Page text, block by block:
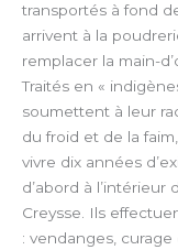
transportés à fond
arrivent à la
remplacer la main-
Traités en «
soumettent à leur
du froid et de la
vivre dix années
d’abord à
Creysse. Ils
: vendanges, curage